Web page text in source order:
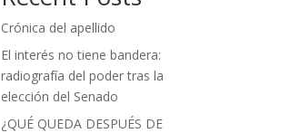
Crónica del apellido
El interés no tiene bandera:
radiografía del poder tras la
elección del Senado
¿QUÉ QUEDA DESPUÉS DE